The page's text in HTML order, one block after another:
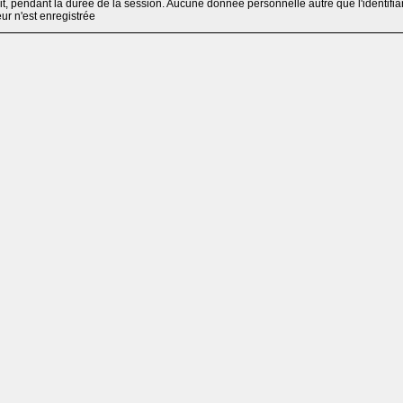
pendant la durée de la session. Aucune donnée personnelle autre que
n'est enregistrée